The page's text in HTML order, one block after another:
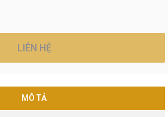
LIÊN HỆ
MÔ TẢ